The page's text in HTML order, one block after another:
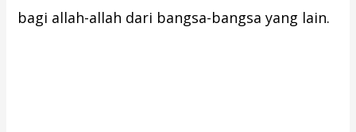
bagi allah-allah dari bangsa-bangsa yang lain.